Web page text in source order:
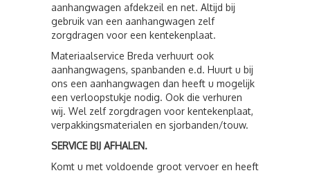
aanhangwagen afdekzeil en net. Altijd bij
gebruik van een aanhangwagen zelf
zorgdragen voor een kentekenplaat.
Materiaalservice Breda verhuurt ook
aanhangwagens, spanbanden e.d. Huurt u bij
ons een aanhangwagen dan heeft u mogelijk
een verloopstukje nodig. Ook die verhuren
wij. Wel zelf zorgdragen voor kentekenplaat,
verpakkingsmaterialen en sjorbanden/touw.
SERVICE BIJ AFHALEN.
Komt u met voldoende groot vervoer en heeft